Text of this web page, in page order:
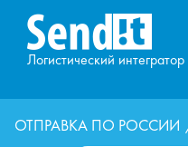
Логистический интегратор
ОТПРАВКА ПО РОССИИ